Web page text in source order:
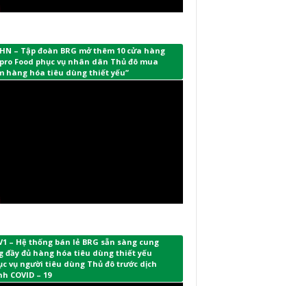
– Tập đoàn BRG mở thêm 10 cửa hàng
Food phục vụ nhân dân Thủ đô mua
hàng hóa tiêu dùng thiết yếu”
– Hệ thống bán lẻ BRG sẵn sàng cung
đầy đủ hàng hóa tiêu dùng thiết yếu
vụ người tiêu dùng Thủ đô trước dịch
COVID – 19